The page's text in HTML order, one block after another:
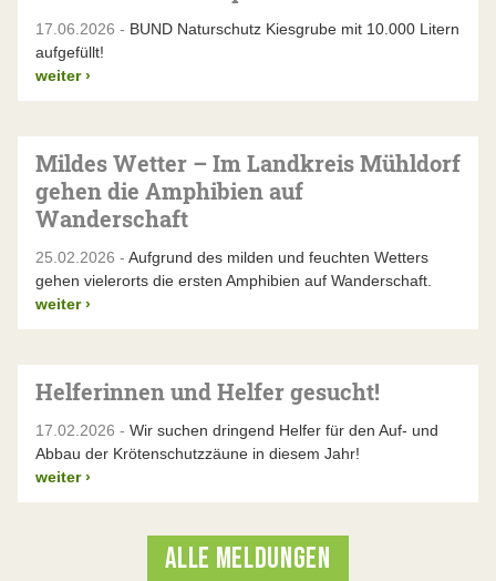
17.06.2026 - BUND Naturschutz Kiesgrube mit 10.000 Litern
aufgefüllt!
weiter ›
Mildes Wetter – Im Landkreis Mühldorf
gehen die Amphibien auf
Wanderschaft
25.02.2026 - Aufgrund des milden und feuchten Wetters
gehen vielerorts die ersten Amphibien auf Wanderschaft.
weiter ›
Helferinnen und Helfer gesucht!
17.02.2026 - Wir suchen dringend Helfer für den Auf- und
Abbau der Krötenschutzzäune in diesem Jahr!
weiter ›
ALLE MELDUNGEN